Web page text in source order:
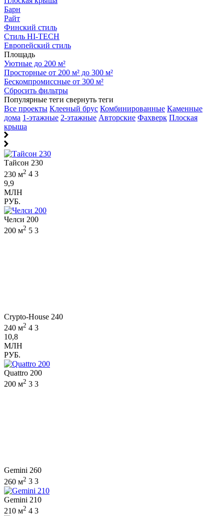
Барн
Райт
Финский стиль
Стиль HI-TECH
Европейский стиль
Площадь
Уютные до 200 м²
Просторные от 200 м² до 300 м²
Бескомпромиссные от 300 м²
Сбросить фильтры
Популярные теги свернуть теги
Все проекты Клееный брус Комбинированные Каменные
дома 1-этажные 2-этажные Авторские Фахверк Плоская
крыша
Тайсон 230
230 м2 4 3
9,9
МЛН
РУБ.
Челси 200
200 м2 5 3
Crypto-House 240
240 м2 4 3
10,8
МЛН
РУБ.
Quattro 200
200 м2 3 3
Gemini 260
260 м2 3 3
Gemini 210
210 м2 4 3